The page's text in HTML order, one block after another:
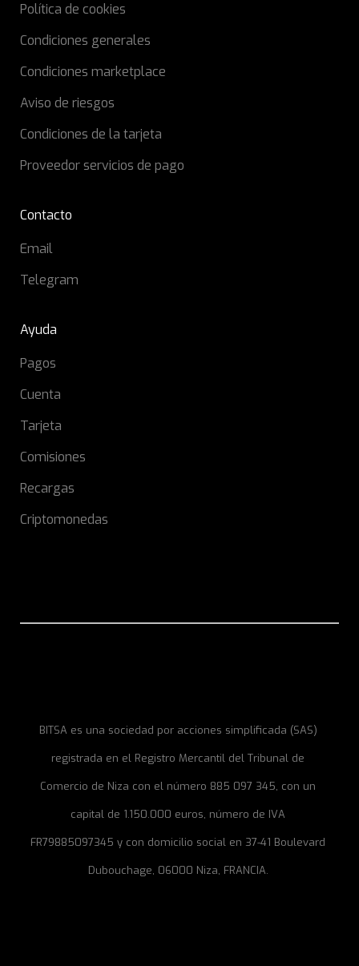
Política de cookies
Condiciones generales
Condiciones marketplace
Aviso de riesgos
Condiciones de la tarjeta
Proveedor servicios de pago
Contacto
Email
Telegram
Ayuda
Pagos
Cuenta
Tarjeta
Comisiones
Recargas
Criptomonedas
BITSA es una sociedad por acciones simplificada (SAS)
registrada en el Registro Mercantil del Tribunal de
Comercio de Niza con el número 885 097 345, con un
capital de 1.150.000 euros, número de IVA
FR79885097345 y con domicilio social en 37-41 Boulevard
Dubouchage, 06000 Niza, FRANCIA.